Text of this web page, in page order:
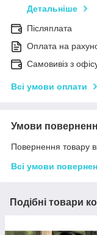
Детальніше
Післяплата
Оплата на
Самовивіз з
Всі умови оплати
Умови
Повернення товару
Всі умови
Подібні товари